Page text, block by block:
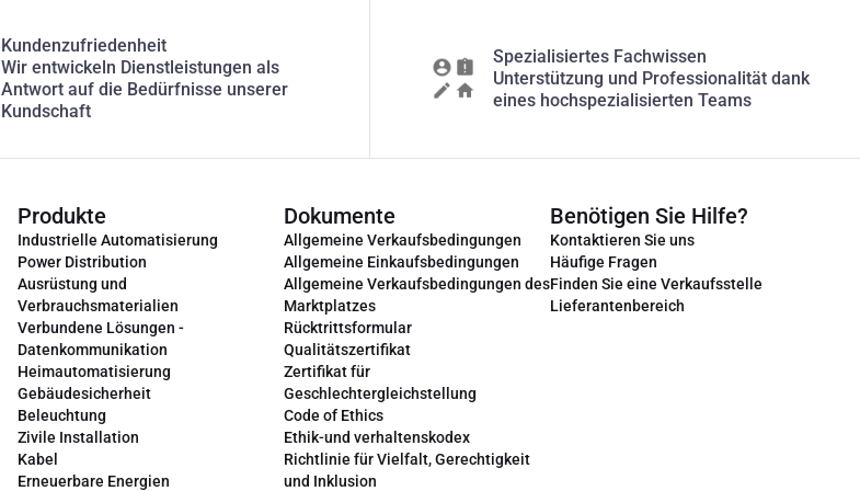
Kundenzufriedenheit
Wir entwickeln Dienstleistungen als
Antwort auf die Bedürfnisse unserer
Kundschaft
Spezialisiertes Fachwissen
Unterstützung und Professionalität dank
eines hochspezialisierten Teams
Produkte
Industrielle Automatisierung
Power Distribution
Ausrüstung und
Verbrauchsmaterialien
Verbundene Lösungen -
Datenkommunikation
Heimautomatisierung
Gebäudesicherheit
Beleuchtung
Zivile Installation
Kabel
Erneuerbare Energien
Dokumente
Allgemeine Verkaufsbedingungen
Allgemeine Einkaufsbedingungen
Allgemeine Verkaufsbedingungen des
Marktplatzes
Rücktrittsformular
Qualitätszertifikat
Zertifikat für
Geschlechtergleichstellung
Code of Ethics
Ethik-und verhaltenskodex
Richtlinie für Vielfalt, Gerechtigkeit
und Inklusion
Benötigen Sie Hilfe?
Kontaktieren Sie uns
Häufige Fragen
Finden Sie eine Verkaufsstelle
Lieferantenbereich